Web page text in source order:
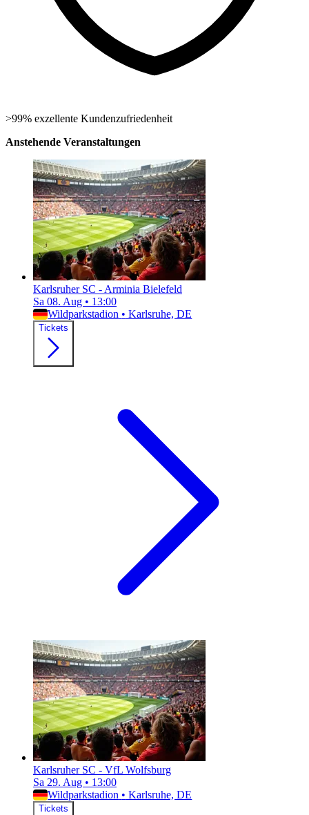
>99% exzellente Kundenzufriedenheit
Anstehende Veranstaltungen
Karlsruher SC - Arminia Bielefeld
Sa 08. Aug • 13:00
Wildparkstadion • Karlsruhe, DE
Tickets
Karlsruher SC - VfL Wolfsburg
Sa 29. Aug • 13:00
Wildparkstadion • Karlsruhe, DE
Tickets